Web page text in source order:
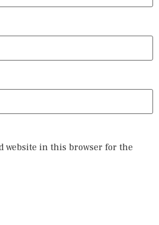
website in this browser for the